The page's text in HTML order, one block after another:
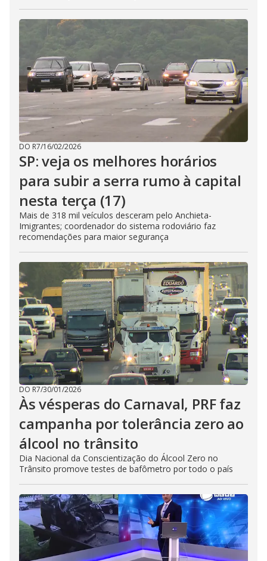
DO R7/16/02/2026
SP: veja os melhores horários
para subir a serra rumo à capital
nesta terça (17)
Mais de 318 mil veículos desceram pelo Anchieta-
Imigrantes; coordenador do sistema rodoviário faz
recomendações para maior segurança
DO R7/30/01/2026
Às vésperas do Carnaval, PRF faz
campanha por tolerância zero ao
álcool no trânsito
Dia Nacional da Conscientização do Álcool Zero no
Trânsito promove testes de bafômetro por todo o país